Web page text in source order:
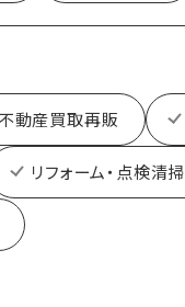
動産買取再販
リフォーム・点検清掃